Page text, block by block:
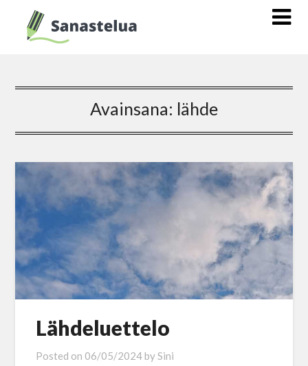
Avainsana: lähde
Lähdeluettelo
Posted on 06/05/2024 bySini